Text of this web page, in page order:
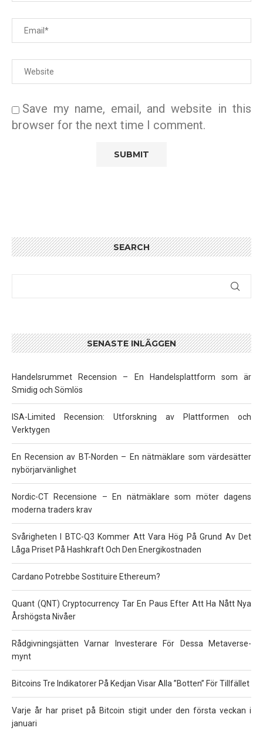
Save my name, email, and website in this
browser for the next time I comment.
SEARCH
SENASTE INLÄGGEN
Handelsrummet Recension – En Handelsplattform som är
Smidig och Sömlös
ISA-Limited Recension: Utforskning av Plattformen och
Verktygen
En Recension av BT-Norden – En nätmäklare som värdesätter
nybörjarvänlighet
Nordic-CT Recensione – En nätmäklare som möter dagens
moderna traders krav
Svårigheten I BTC-Q3 Kommer Att Vara Hög På Grund Av Det
Låga Priset På Hashkraft Och Den Energikostnaden
Cardano Potrebbe Sostituire Ethereum?
Quant (QNT) Cryptocurrency Tar En Paus Efter Att Ha Nått Nya
Årshögsta Nivåer
Rådgivningsjätten Varnar Investerare För Dessa Metaverse-
mynt
Bitcoins Tre Indikatorer På Kedjan Visar Alla ”Botten” För Tillfället
Varje år har priset på Bitcoin stigit under den första veckan i
januari